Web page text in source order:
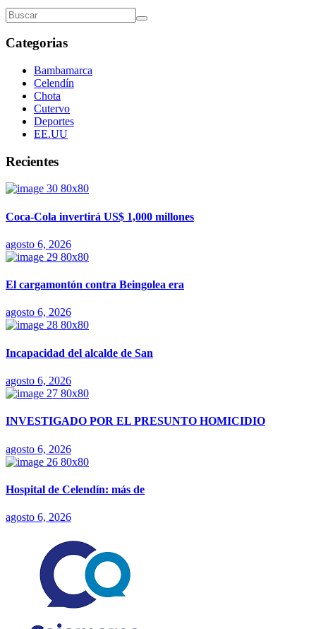
Categorias
Bambamarca
Celendín
Chota
Cutervo
Deportes
EE.UU
Recientes
Coca-Cola invertirá US$ 1,000 millones
agosto 6, 2026
El cargamontón contra Beingolea era
agosto 6, 2026
Incapacidad del alcalde de San
agosto 6, 2026
INVESTIGADO POR EL PRESUNTO HOMICIDIO
agosto 6, 2026
Hospital de Celendín: más de
agosto 6, 2026